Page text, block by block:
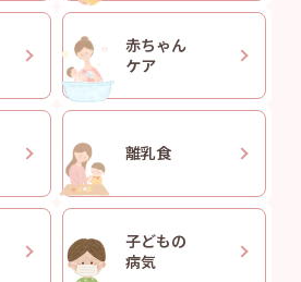
赤ちゃん
ケア
離乳食
子どもの
病気